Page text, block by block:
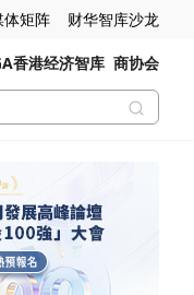
体矩阵 财华智库沙龙
香港经济智库 商协会